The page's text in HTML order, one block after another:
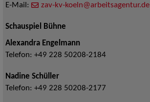
E-Mail:
zav-kv-koeln@arbeitsagentur.de
Schauspiel Bühne
Alexandra Engelmann
Telefon: +49 228 50208-2184
Nadine Schüller
Telefon: +49 228 50208-2177